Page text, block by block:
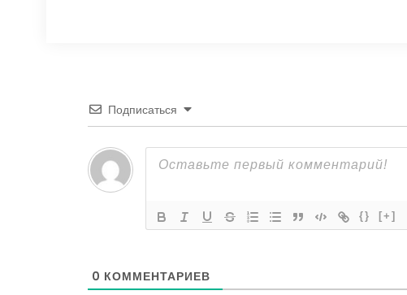
Подписаться
{} [+]
0 КОММЕНТАРИЕВ